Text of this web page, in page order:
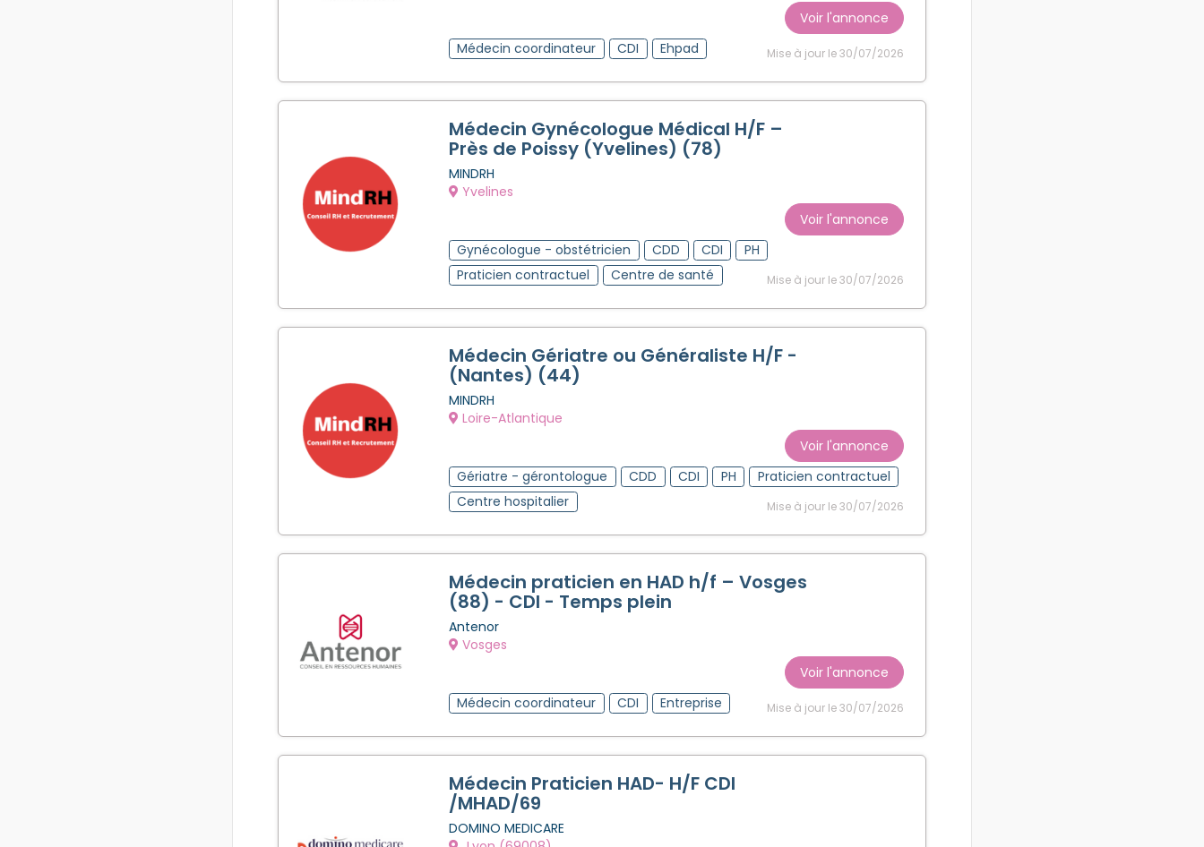
Voir l'annonce
Médecin coordinateur
CDI Ehpad Mise à jour le 30/07/2026
Médecin Gynécologue Médical H/F –
Près de Poissy (Yvelines) (78)
MINDRH
Yvelines
Voir l'annonce
Gynécologue - obstétricien
CDD CDI
PH
Praticien contractuel
Centre de santé Mise à jour le 30/07/2026
Médecin Gériatre ou Généraliste H/F -
(Nantes) (44)
MINDRH
Loire-Atlantique
Voir l'annonce
Gériatre - gérontologue
CDD CDI PH
Praticien contractuel
Centre hospitalier
Mise à jour le 30/07/2026
Médecin praticien en HAD h/f – Vosges
(88) - CDI - Temps plein
Antenor
Vosges
Voir l'annonce
Médecin coordinateur
CDI Entreprise Mise à jour le 30/07/2026
Médecin Praticien HAD- H/F CDI
/MHAD/69
DOMINO MEDICARE